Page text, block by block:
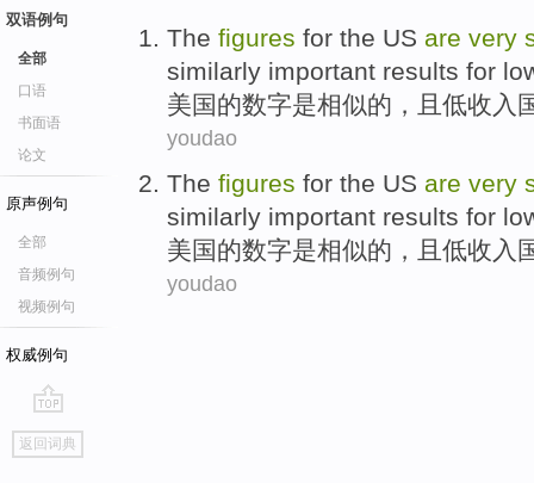
双语例句
全部
口语
书面语
论文
原声例句
全部
音频例句
视频例句
权威例句
go
top
返回词典
The figures for the US are very
similarly important results for
美国的数字是相似的， 且 低收入
youdao
The figures for the US are very
similarly important results for
美国的数字是相似的， 且 低收入
youdao